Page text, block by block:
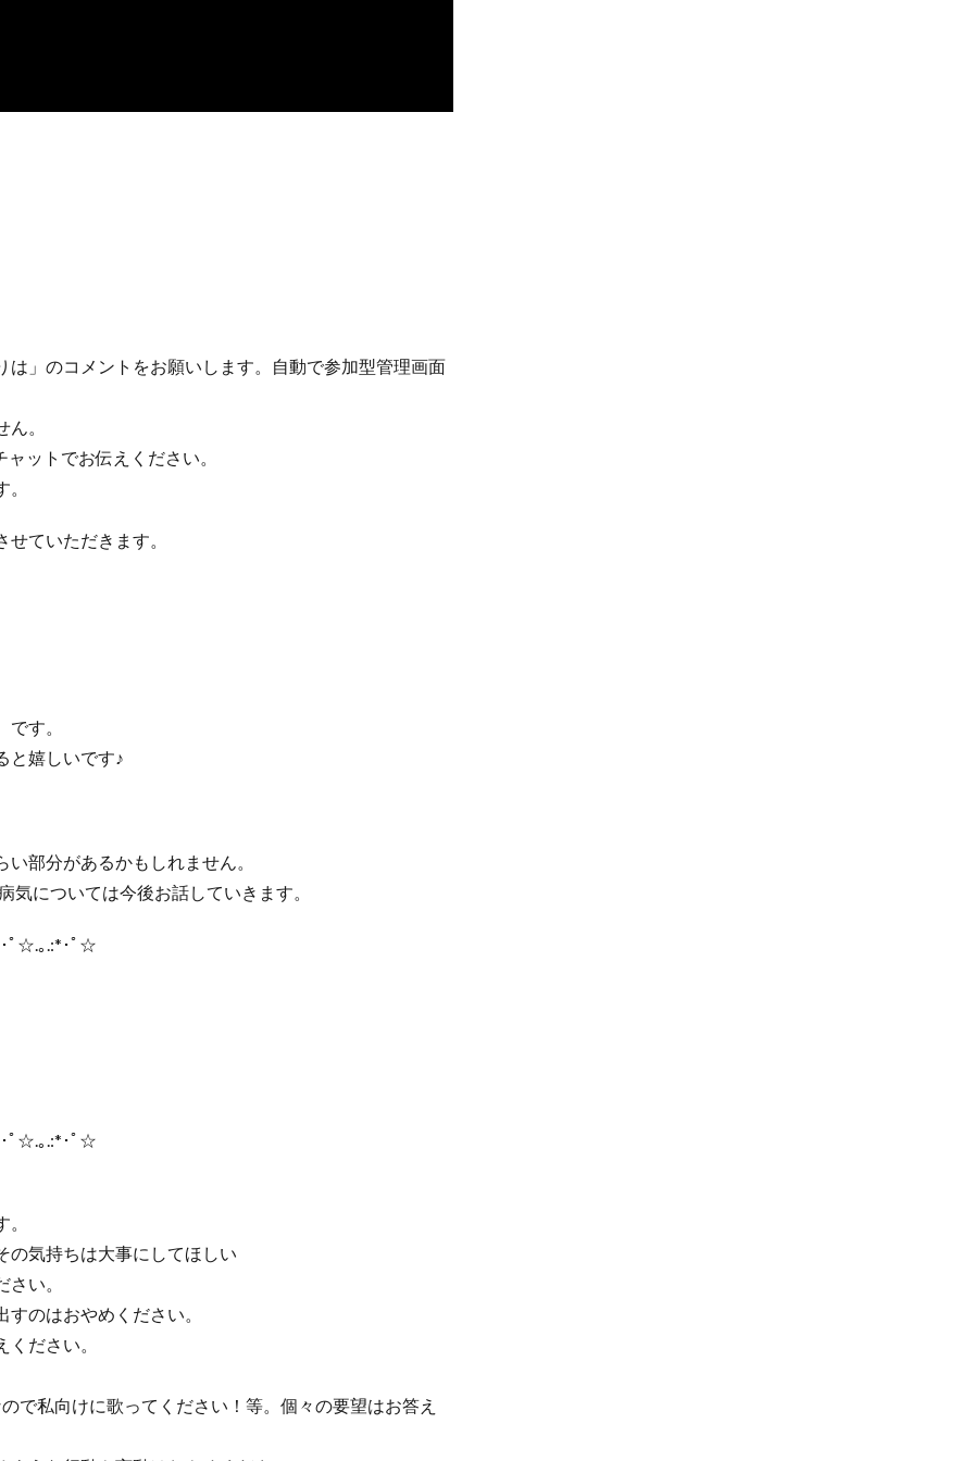
」のコメントをお願いします。自動で参加型管理画面
。
ットでお伝えください。
ていただきます。
す。
と嬉しいです♪
部分があるかもしれません。
については今後お話していきます。
ﾟ☆.｡.:*･ﾟ☆
ﾟ☆.｡.:*･ﾟ☆
の気持ちは大事にしてほしい
い。
のはおやめください。
ださい。
で私向けに歌ってください！等。個々の要望はお答え